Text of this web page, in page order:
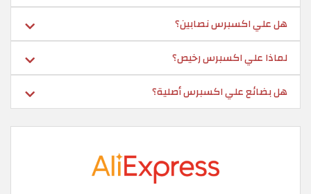
هل علي اكسبرس نصابين؟
لماذا علي اكسبرس رخيص؟
هل بضائع علي اكسبرس أصلية؟